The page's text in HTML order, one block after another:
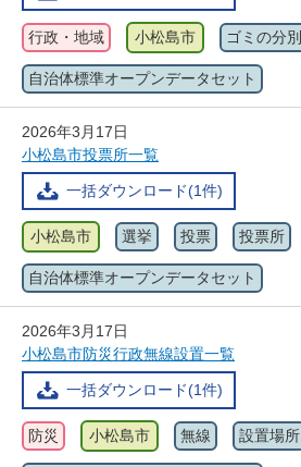
行政・地域 小松島市 ゴミの分別
自治体標準オープンデータセット
2026年3月17日
小松島市投票所一覧
一括ダウンロード(1件)
小松島市 選挙 投票 投票所
自治体標準オープンデータセット
2026年3月17日
小松島市防災行政無線設置一覧
一括ダウンロード(1件)
防災 小松島市 無線 設置場所